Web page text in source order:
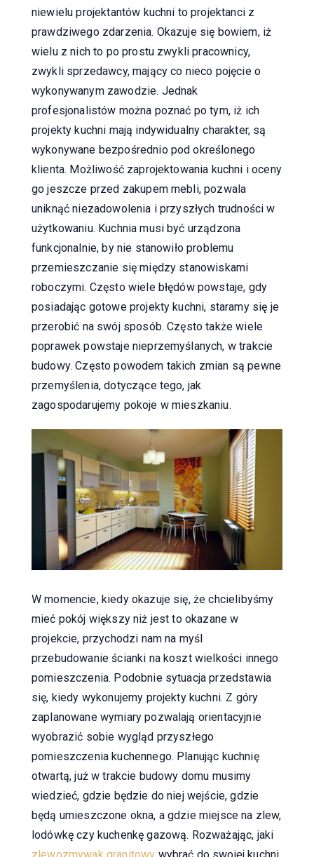
niewielu projektantów kuchni to projektanci z
prawdziwego zdarzenia. Okazuje się bowiem, iż
wielu z nich to po prostu zwykli pracownicy,
zwykli sprzedawcy, mający co nieco pojęcie o
wykonywanym zawodzie. Jednak
profesjonalistów można poznać po tym, iż ich
projekty kuchni mają indywidualny charakter, są
wykonywane bezpośrednio pod określonego
klienta. Możliwość zaprojektowania kuchni i oceny
go jeszcze przed zakupem mebli, pozwala
uniknąć niezadowolenia i przyszłych trudności w
użytkowaniu. Kuchnia musi być urządzona
funkcjonalnie, by nie stanowiło problemu
przemieszczanie się między stanowiskami
roboczymi. Często wiele błędów powstaje, gdy
posiadając gotowe projekty kuchni, staramy się je
przerobić na swój sposób. Często także wiele
poprawek powstaje nieprzemyślanych, w trakcie
budowy. Często powodem takich zmian są pewne
przemyślenia, dotyczące tego, jak
zagospodarujemy pokoje w mieszkaniu.
W momencie, kiedy okazuje się, że chcielibyśmy
mieć pokój większy niż jest to okazane w
projekcie, przychodzi nam na myśl
przebudowanie ścianki na koszt wielkości innego
pomieszczenia. Podobnie sytuacja przedstawia
się, kiedy wykonujemy projekty kuchni. Z góry
zaplanowane wymiary pozwalają orientacyjnie
wyobrazić sobie wygląd przyszłego
pomieszczenia kuchennego. Planując kuchnię
otwartą, już w trakcie budowy domu musimy
wiedzieć, gdzie będzie do niej wejście, gdzie
będą umieszczone okna, a gdzie miejsce na zlew,
lodówkę czy kuchenkę gazową. Rozważając, jaki